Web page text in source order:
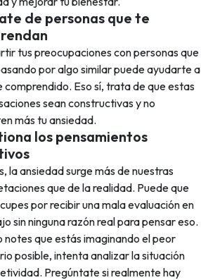
de personas que te
tus preocupaciones con personas que
por algo similar puede ayudarte a
comprendido. Eso sí, trata de que estas
sean constructivas y no
más tu ansiedad.
los pensamientos
la ansiedad surge más de nuestras
que de la realidad. Puede que
por recibir una mala evaluación en
sin ninguna razón real para pensar eso.
notes que estás imaginando el peor
posible, intenta analizar la situación
Pregúntate si realmente hay